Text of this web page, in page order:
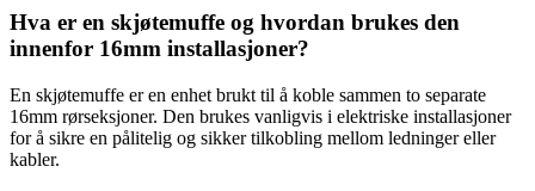
Hva er en skjøtemuffe og hvordan brukes den
innenfor 16mm installasjoner?
En skjøtemuffe er en enhet brukt til å koble sammen to separate
16mm rørseksjoner. Den brukes vanligvis i elektriske installasjoner
for å sikre en pålitelig og sikker tilkobling mellom ledninger eller
kabler.